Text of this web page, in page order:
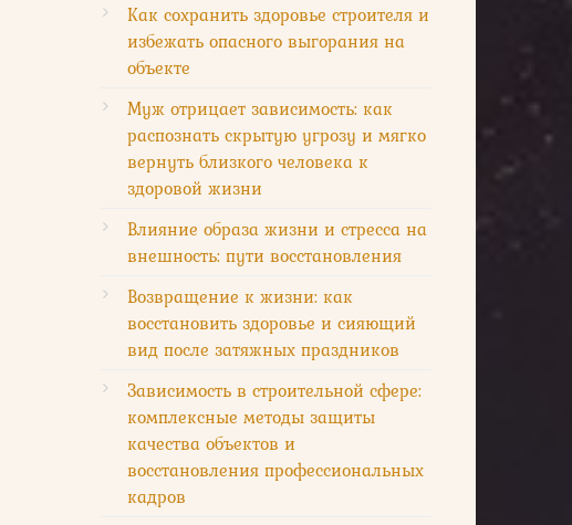
Как сохранить здоровье строителя и
избежать опасного выгорания на
объекте
Муж отрицает зависимость: как
распознать скрытую угрозу и мягко
вернуть близкого человека к
здоровой жизни
Влияние образа жизни и стресса на
внешность: пути восстановления
Возвращение к жизни: как
восстановить здоровье и сияющий
вид после затяжных праздников
Зависимость в строительной сфере:
комплексные методы защиты
качества объектов и
восстановления профессиональных
кадров